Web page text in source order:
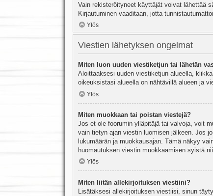
Vain rekisteröityneet käyttäjät voivat lähettää
Kirjautuminen vaaditaan, jotta
Ylös
Viestien lähetyksen ongelmat
Miten luon uuden viestiketjun tai lähetän
Aloittaaksesi uuden viestiketjun alueella,
oikeuksistasi alueella on nähtävillä alueen ja
Ylös
Miten muokkaan tai poistan viestejä?
Jos et ole foorumin ylläpitäjä tai valvoja, voit
vain tietyn ajan viestin luomisen jälkeen. Jos
lukumäärän ja muokkausajan. Tämä näkyy
huomautuksen viestin muokkaamisen syistä
Ylös
Miten liitän allekirjoituksen viestiini?
Lisätäksesi allekirjoituksen viestiisi, sinun